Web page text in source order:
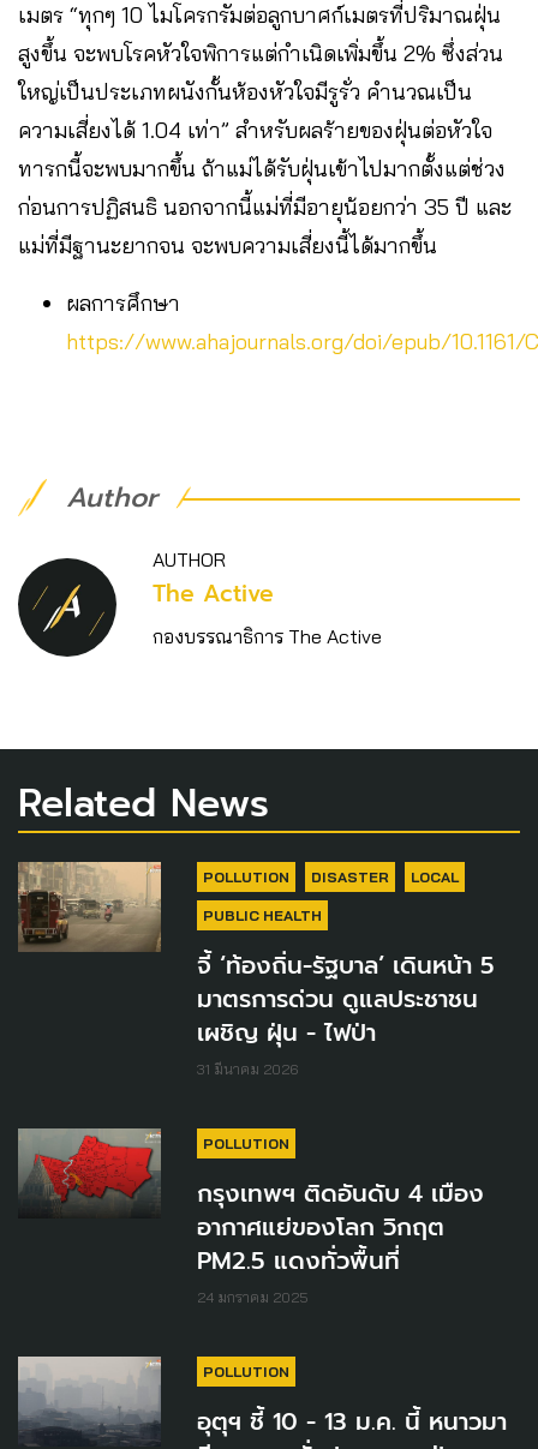
เมตร “ทุกๆ 10 ไมโครกรัมต่อลูกบาศก์เมตรที่ปริมาณฝุ่น
สูงขึ้น จะพบโรคหัวใจพิการแต่กำเนิดเพิ่มขึ้น 2% ซึ่งส่วน
ใหญ่เป็นประเภทผนังกั้นห้องหัวใจมีรูรั่ว คำนวณเป็น
ความเสี่ยงได้ 1.04 เท่า” สำหรับผลร้ายของฝุ่นต่อหัวใจ
ทารกนี้จะพบมากขึ้น ถ้าแม่ได้รับฝุ่นเข้าไปมากตั้งแต่ช่วง
ก่อนการปฏิสนธิ นอกจากนี้แม่ที่มีอายุน้อยกว่า 35 ปี และ
แม่ที่มีฐานะยากจน จะพบความเสี่ยงนี้ได้มากขึ้น
ผลการศึกษา
https://www.ahajournals.org/doi/epub/10.1161/
Author
AUTHOR
The Active
กองบรรณาธิการ The Active
Related News
POLLUTION DISASTER LOCAL
PUBLIC HEALTH
จี้ ‘ท้องถิ่น-รัฐบาล’ เดินหน้า 5
มาตรการด่วน ดูแลประชาชน
เผชิญ ฝุ่น - ไฟป่า
31 มีนาคม 2026
POLLUTION
กรุงเทพฯ ติดอันดับ 4 เมือง
อากาศแย่ของโลก วิกฤต
PM2.5 แดงทั่วพื้นที่
24 มกราคม 2025
POLLUTION
อุตุฯ ชี้ 10 - 13 ม.ค. นี้ หนาวมา